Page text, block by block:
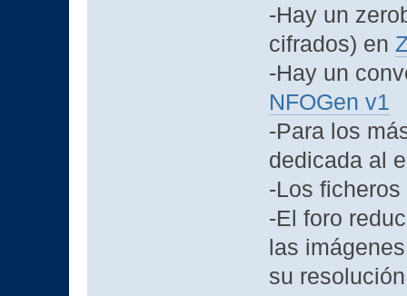
-Hay un
cifrados) en
-Hay un
NFOGen v1
-Para los
dedicada al
-Los
-El foro
las
su